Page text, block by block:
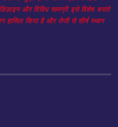
और विविध सामग्री इसे विशेष बनाते
किया है और तेजी से शीर्ष स्थान